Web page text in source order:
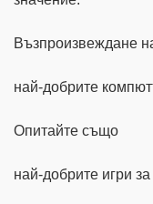
Възпроизвеждане
най-добрите
Опитайте също
най-добрите игри